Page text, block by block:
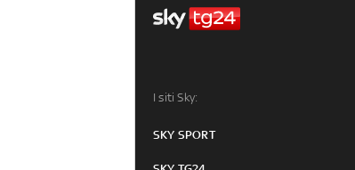
I siti Sky:
SKY SPORT